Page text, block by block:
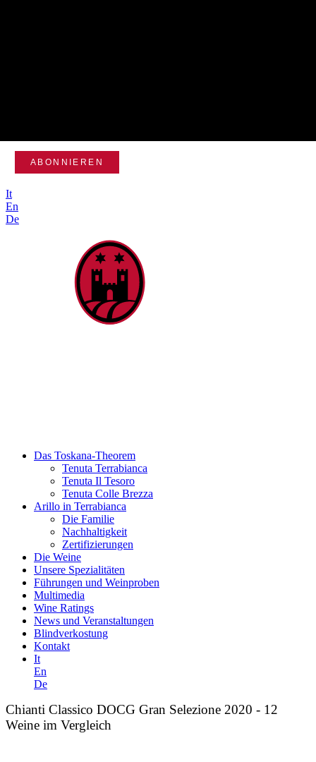
It
En
De
Das Toskana-Theorem
Tenuta Terrabianca
Tenuta Il Tesoro
Tenuta Colle Brezza
Arillo in Terrabianca
Die Familie
Nachhaltigkeit
Zertifizierungen
Die Weine
Unsere Spezialitäten
Führungen und Weinproben
Multimedia
Wine Ratings
News und Veranstaltungen
Blindverkostung
Kontakt
It
En
De
Chianti Classico DOCG Gran Selezione 2020 - 12
Weine im Vergleich